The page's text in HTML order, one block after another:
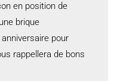
en position de
brique
pour
rappellera de bons